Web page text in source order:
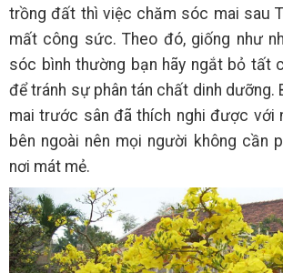
trồng đất thì việc chăm sóc mai sau
mất công sức. Theo đó, giống như
sóc bình thường bạn hãy ngắt bỏ tất
để tránh sự phân tán chất dinh dưỡng.
mai trước sân đã thích nghi được với
bên ngoài nên mọi người không cần
nơi mát mẻ.